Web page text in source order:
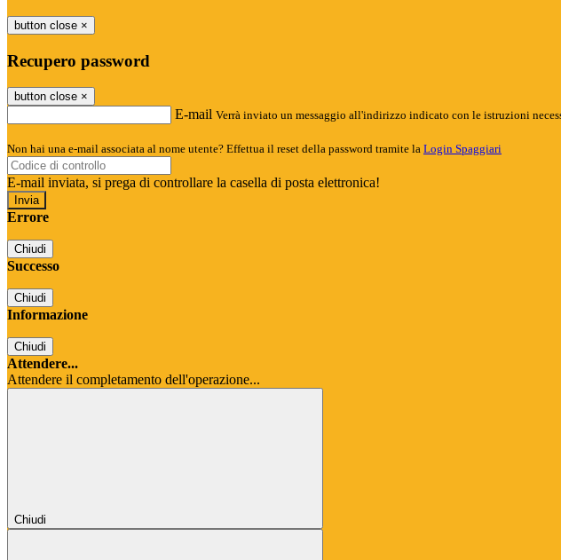
button close ×
Recupero password
button close ×
E-mail Verrà inviato un messaggio all'indirizzo indicato con le istruzioni
Non hai una e-mail associata al nome utente? Effettua il reset della password tramite la Login Spaggiari
E-mail inviata, si prega di controllare la casella di posta elettronica!
Errore
Chiudi
Successo
Chiudi
Informazione
Chiudi
Attendere...
Attendere il completamento dell'operazione...
Chiudi